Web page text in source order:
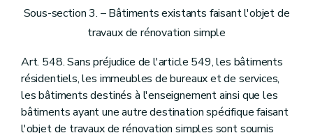
Sous-section 3. – Bâtiments existants faisant l'objet de
travaux de rénovation simple
Art. 548. Sans préjudice de l'article 549, les bâtiments
résidentiels, les immeubles de bureaux et de services,
les bâtiments destinés à l'enseignement ainsi que les
bâtiments ayant une autre destination spécifique faisant
l'objet de travaux de rénovation simples sont soumis